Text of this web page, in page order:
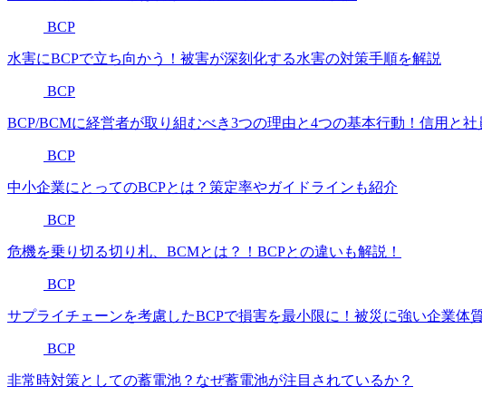
BCP
水害にBCPで立ち向かう！被害が深刻化する水害の対策手順を解説
BCP
BCP/BCMに経営者が取り組むべき3つの理由と4つの基本行動！信用と社
BCP
中小企業にとってのBCPとは？策定率やガイドラインも紹介
BCP
危機を乗り切る切り札、BCMとは？！BCPとの違いも解説！
BCP
サプライチェーンを考慮したBCPで損害を最小限に！被災に強い企業体
BCP
非常時対策としての蓄電池？なぜ蓄電池が注目されているか？